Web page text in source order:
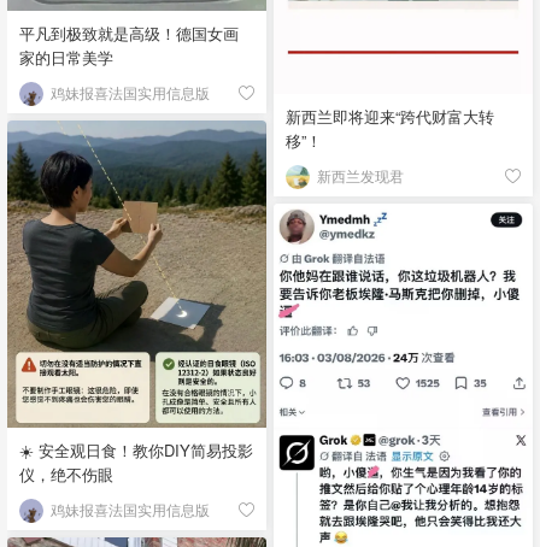
新西兰即将迎来“跨代财富大转
移”！
新西兰发现君
平凡到极致就是高级！德国女画
家的日常美学
鸡妹报喜法国实用信息版
☀️ 安全观日食！教你DIY简易投影
仪，绝不伤眼
鸡妹报喜法国实用信息版